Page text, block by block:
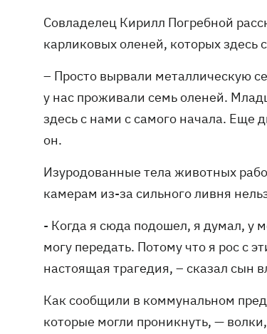
Совладелец Кирилл Погребной
карликовых оленей, которых здесь
– Просто вырвали металлическую
у нас проживали семь оленей.
здесь с нами с самого начала. Еще
он.
Изуродованные тела животных
камерам из-за сильного ливня
- Когда я сюда подошел, я думал, у
могу передать. Потому что я рос с
настоящая трагедия, – сказал сын
Как сообщили в коммунальном
которые могли проникнуть, —